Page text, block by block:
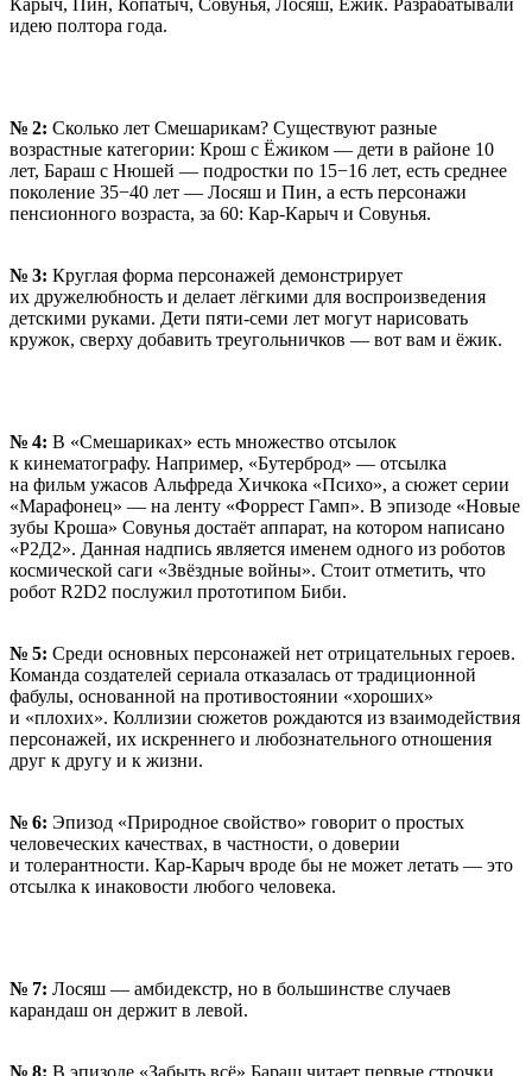
идею полтора года.
№ 2: Сколько лет Смешарикам? Существуют разные
возрастные категории: Крош с Ёжиком — дети в районе 10
лет, Бараш с Нюшей — подростки по 15−16 лет, есть среднее
поколение 35−40 лет — Лосяш и Пин, а есть персонажи
пенсионного возраста, за 60: Кар-Карыч и Совунья.
№ 3: Круглая форма персонажей демонстрирует
их дружелюбность и делает лёгкими для воспроизведения
детскими руками. Дети пяти-семи лет могут нарисовать
кружок, сверху добавить треугольничков — вот вам и ёжик.
№ 4: В «Смешариках» есть множество отсылок
к кинематографу. Например, «Бутерброд» — отсылка
на фильм ужасов Альфреда Хичкока «Психо», а сюжет серии
«Марафонец» — на ленту «Форрест Гамп». В эпизоде «Новые
зубы Кроша» Совунья достаёт аппарат, на котором написано
«Р2Д2». Данная надпись является именем одного из роботов
космической саги «Звёздные войны». Стоит отметить, что
робот R2D2 послужил прототипом Биби.
№ 5: Среди основных персонажей нет отрицательных героев.
Команда создателей сериала отказалась от традиционной
фабулы, основанной на противостоянии «хороших»
и «плохих». Коллизии сюжетов рождаются из взаимодействия
персонажей, их искреннего и любознательного отношения
друг к другу и к жизни.
№ 6: Эпизод «Природное свойство» говорит о простых
человеческих качествах, в частности, о доверии
и толерантности. Кар-Карыч вроде бы не может летать — это
отсылка к инаковости любого человека.
№ 7: Лосяш — амбидекстр, но в большинстве случаев
карандаш он держит в левой.
№ 8: В эпизоде «Забыть всё» Бараш читает первые строчки